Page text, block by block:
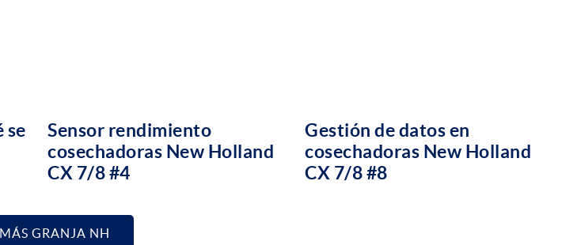
se
Sensor rendimiento
cosechadoras New Holland
CX 7/8 #4
Gestión de datos en
cosechadoras New Holland
CX 7/8 #8
GRANJA NH